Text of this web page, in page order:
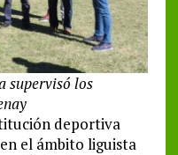
supervisó los
deportiva
el ámbito liguista